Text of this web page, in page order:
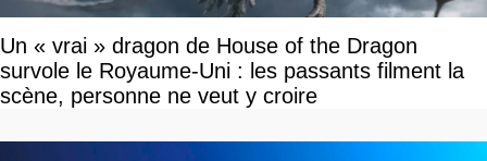
Un « vrai » dragon de House of the Dragon
survole le Royaume-Uni : les passants filment la
scène, personne ne veut y croire